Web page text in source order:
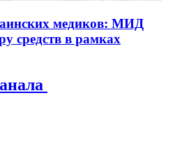
медиков: МИД
средств в рамках